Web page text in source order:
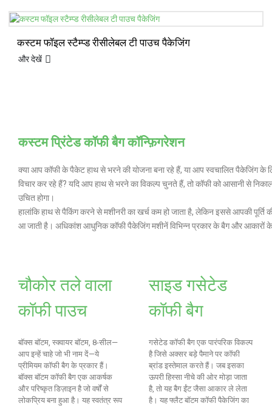
कस्टम फॉइल स्टैम्प्ड रीसीलेबल टी पाउच पैकेजिंग
और देखें
कस्टम प्रिंटेड कॉफी बैग कॉन्फ़िगरेशन
क्या आप कॉफी के पैकेट हाथ से भरने की योजना बना रहे हैं, या आप स्वचालित पैकेजिंग के
विचार कर रहे हैं? यदि आप हाथ से भरने का विकल्प चुनते हैं, तो कॉफी को आसानी से
उचित होगा।
हालांकि हाथ से पैकिंग करने से मशीनरी का खर्च कम हो जाता है, लेकिन इससे आपकी पूर्ति
आ जाती है। अधिकांश आधुनिक कॉफी पैकेजिंग मशीनें विभिन्न प्रकार के बैग और आकारों
चौकोर तले वाला
कॉफी पाउच
बॉक्स बॉटम, स्क्वायर बॉटम, 8-सील—
आप इन्हें चाहे जो भी नाम दें—ये
प्रीमियम कॉफी बैग के प्रकार हैं।
बॉक्स बॉटम कॉफी बैग एक आकर्षक
और परिष्कृत डिज़ाइन है जो वर्षों से
लोकप्रिय बना हुआ है। यह स्वतंत्र रूप
साइड गसेटेड
कॉफी बैग
गसेटेड कॉफी बैग एक पारंपरिक विकल्प
है जिसे अक्सर बड़े पैमाने पर कॉफी
ब्रांड इस्तेमाल करते हैं। जब इसका
ऊपरी हिस्सा नीचे की ओर मोड़ा जाता
है, तो यह बैग ईंट जैसा आकार ले लेता
है। यह फ्लैट बॉटम कॉफी पैकेजिंग का